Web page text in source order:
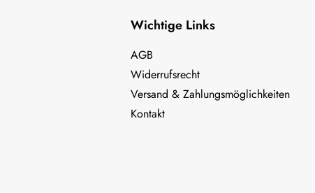
Wichtige Links
AGB
Widerrufsrecht
Versand & Zahlungsmöglichkeiten
Kontakt